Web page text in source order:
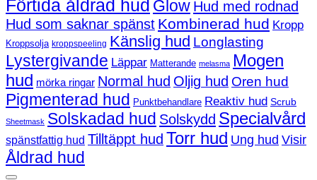
Förtida åldrad hud Glow Hud med rodnad
Hud som saknar spänst Kombinerad hud Kropp
Kroppsolja kroppspeeling Känslig hud Longlasting
Lystergivande Läppar Matterande melasma Mogen
hud mörka ringar Normal hud Oljig hud Oren hud
Pigmenterad hud Punktbehandlare Reaktiv hud Scrub
Sheetmask Solskadad hud Solskydd Specialvård
spänstfattig hud Tilltäppt hud Torr hud Ung hud Visir
Åldrad hud